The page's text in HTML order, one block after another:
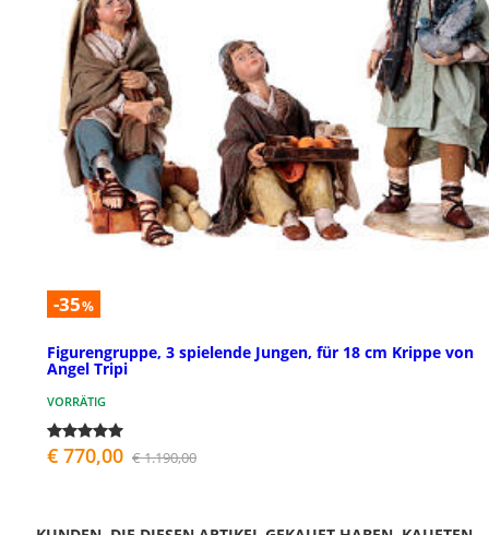
-35%
Figurengruppe, 3 spielende Jungen, für 18 cm Krippe von
Angel Tripi
VORRÄTIG
€ 770,00 € 1.190,00